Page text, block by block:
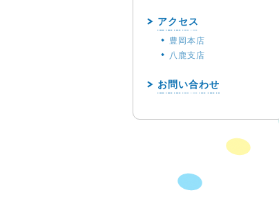
アクセス
豊岡本店
八鹿支店
お問い合わせ